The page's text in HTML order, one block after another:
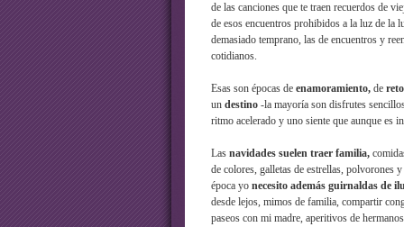
de las canciones que te traen recuerdos de
de esos encuentros prohibidos a la luz de la
demasiado temprano, las de encuentros y
cotidianos.
Esas son épocas de enamoramiento,de
un destino-la mayoría son disfrutes
ritmo acelerado y uno siente que aunque es
Las navidades suelen traer familia,
de colores, galletas de estrellas, polvorones
época yo necesito además guirnaldas de
desde lejos, mimos de familia, compartir
paseos con mi madre, aperitivos de